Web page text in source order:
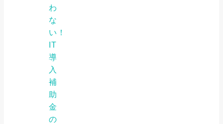
わ
な
い！
IT
導
入
補
助
金
の